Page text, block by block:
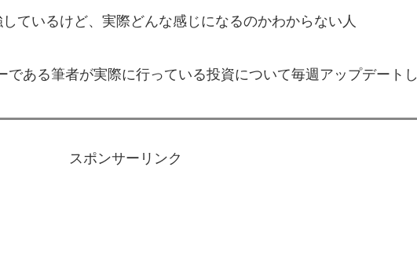
ているけど、実際どんな感じになるのかわからない人
である筆者が実際に行っている投資について毎週アップデートし
スポンサーリンク